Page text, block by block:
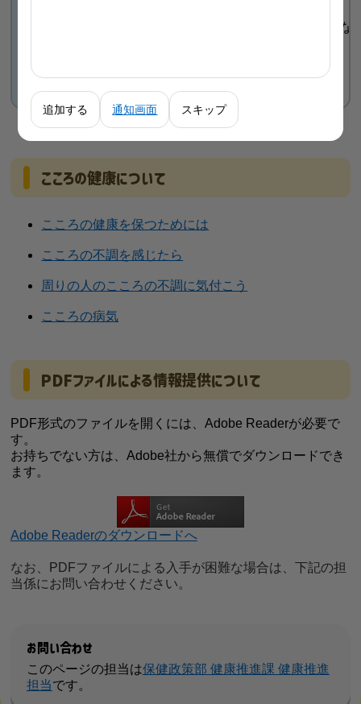
明日に向かっての英気を養い、身体的・精神的な
こころの健康について
こころの健康を保つためには
こころの不調を感じたら
周りの人のこころの不調に気付こう
こころの病気
PDFファイルによる情報提供について
PDF形式のファイルを開くには、Adobe Readerが必要で
す。
お持ちでない方は、Adobe社から無償でダウンロードでき
ます。
Adobe Readerのダウンロードへ
なお、PDFファイルによる入手が困難な場合は、下記の担
当係にお問い合わせください。
お問い合わせ
このページの担当は保健政策部 健康推進課 健康推進
担当です。
追加する 通知画面 スキップ